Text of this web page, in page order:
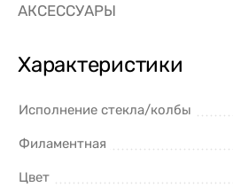
АКСЕССУАРЫ
Характеристики
Исполнение стекла/колбы
Филаментная
Цвет